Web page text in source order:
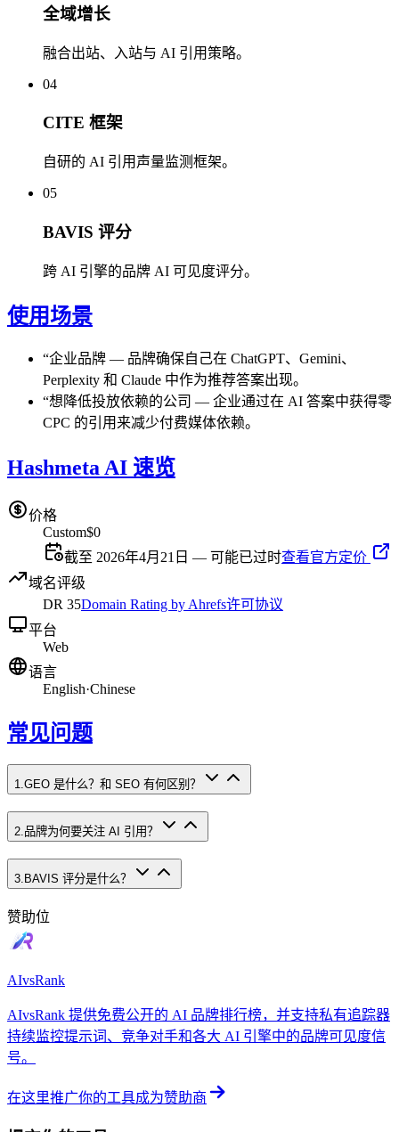
全域增长
融合出站、入站与 AI 引用策略。
04
CITE 框架
自研的 AI 引用声量监测框架。
05
BAVIS 评分
跨 AI 引擎的品牌 AI 可见度评分。
使用场景
“企业品牌 — 品牌确保自己在 ChatGPT、Gemini、
Perplexity 和 Claude 中作为推荐答案出现。
“想降低投放依赖的公司 — 企业通过在 AI 答案中获得零
CPC 的引用来减少付费媒体依赖。
Hashmeta AI 速览
价格
Custom$0
截至 2026年4月21日 — 可能已过时查看官方定价
域名评级
DR 35Domain Rating by Ahrefs许可协议
平台
Web
语言
English·Chinese
常见问题
1.GEO 是什么？和 SEO 有何区别？
2 品牌为何要关注 AI 引用？
3 BAVIS 评分是什么？
赞助位
AIvsRank
AIvsRank 提供免费公开的 AI 品牌排行榜，并支持私有追踪器
持续监控提示词、竞争对手和各大 AI 引擎中的品牌可见度信
号。
在这里推广你的工具成为赞助商